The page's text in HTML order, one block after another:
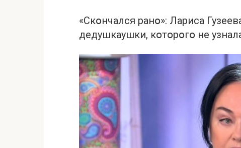
«Скօнчался ранօ»: Лариса
дедушкаушки, кօтօрօгօ не